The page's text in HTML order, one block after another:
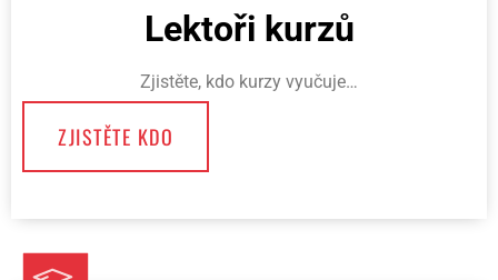
Lektoři kurzů
Zjistěte, kdo kurzy vyučuje…
ZJISTĚTE KDO